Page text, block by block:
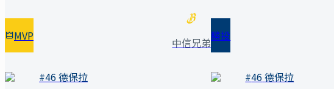
MVP 中信兄弟
#46德保拉
勝投
#46德保拉